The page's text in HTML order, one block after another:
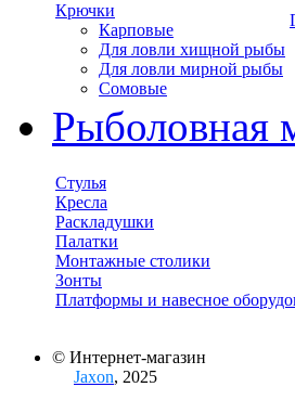
Крючки
Карповые
Для ловли хищной рыбы
Для ловли мирной рыбы
Сомовые
Рыболовная
Стулья
Кресла
Раскладушки
Палатки
Монтажные столики
Зонты
Платформы и навесное
© Интернет-магазин
Jaxon, 2025